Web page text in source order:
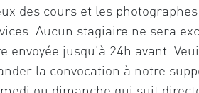
des cours et les
Aucun stagiaire ne sera
jusqu'à 24h avant.
la convocation à notre